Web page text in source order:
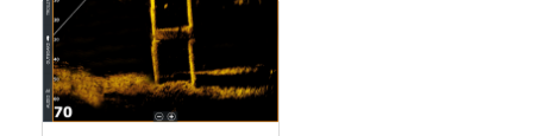
Forward View vykreslení
mostního pilíře